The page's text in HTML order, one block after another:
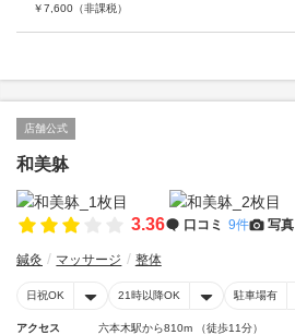
￥7,600 （非課税）
店舗公式
和美躰
3.36 口コミ 9件 写真
鍼灸 マッサージ 整体
日祝OK 21時以降OK 駐車場有
アクセス
六本木駅から810m （徒歩11分）